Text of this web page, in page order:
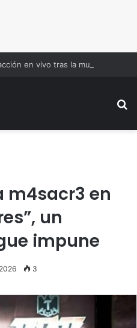
m4sacr3 en
un
impune
3